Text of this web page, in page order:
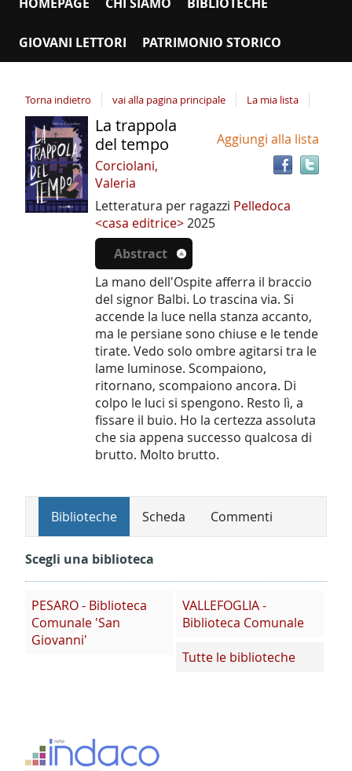
GIOVANI LETTORI PATRIMONIO STORICO
Torna indietro vai alla pagina principale La mia lista
Dettaglio
del
documento
Aggiungi alla lista
La trappola
del tempo
Corciolani,
Valeria
Letteratura per ragazzi Pelledoca
<casa editrice>2025
Abstract
La mano dell'Ospite afferra il braccio
del signor Balbi. Lo trascina via. Si
accende la luce nella stanza accanto,
ma le persiane sono chiuse e le tende
tirate. Vedo solo ombre agitarsi tra le
lame luminose. Scompaiono,
ritornano, scompaiono ancora. Di
colpo le luci si spengono. Resto lì, a
fissare il buio. Ho la certezza assoluta
che sia appena successo qualcosa di
brutto. Molto brutto.
Biblioteche Scheda Commenti
Scegli una biblioteca
PESARO - Biblioteca
Comunale 'San
Giovanni'
VALLEFOGLIA -
Biblioteca Comunale
Tutte le biblioteche